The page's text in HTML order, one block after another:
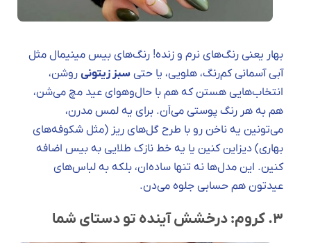
بهار یعنی رنگ‌های نرم و زنده! رنگ‌های بیس مینیمال مثل
آبی آسمانی کم‌رنگ، هلویی، یا حتی سبز زیتونی روشن،
انتخاب‌هایی هستن که هم با حال‌وهوای عید مچ می‌شن،
هم به هر رنگ پوستی می‌اَن. برای یه لمس مدرن،
می‌تونین یه ناخن رو با طرح گل‌های ریز (مثل شکوفه‌های
بهاری) دیزاین کنین یا یه خط نازک طلایی به بیس اضافه
کنین. این مدل‌ها نه تنها ساده‌ان، بلکه به لباس‌های
عیدتون هم حسابی جلوه می‌دن.
۳. کروم: درخشش آینده تو دستای شما